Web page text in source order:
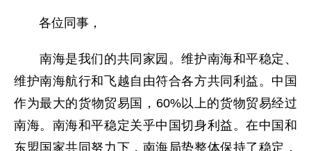
各位同事，
南海是我们的共同家园。维护南海和平稳定、
维护南海航行和飞越自由符合各方共同利益。中国
作为最大的货物贸易国，60%以上的货物贸易经过
南海。南海和平稳定关乎中国切身利益。在中国和
东盟国家共同努力下，南海局势整体保持了稳定，